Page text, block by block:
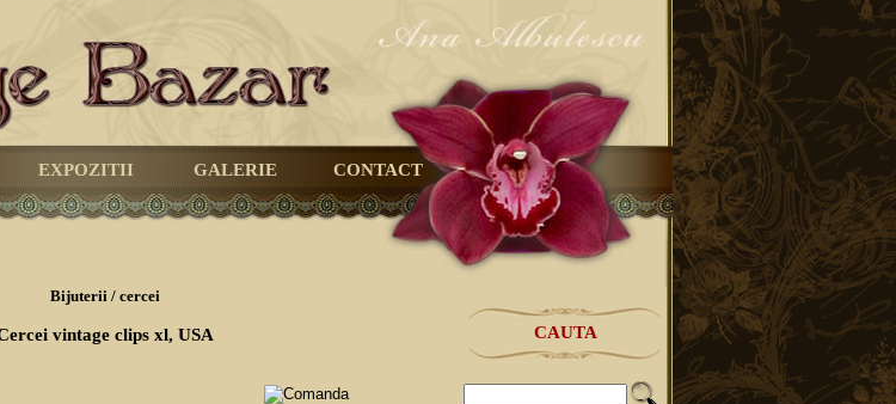
EXPOZITII GALERIE CONTACT
Bijuterii / cercei
vintage clips xl, USA CAUTA